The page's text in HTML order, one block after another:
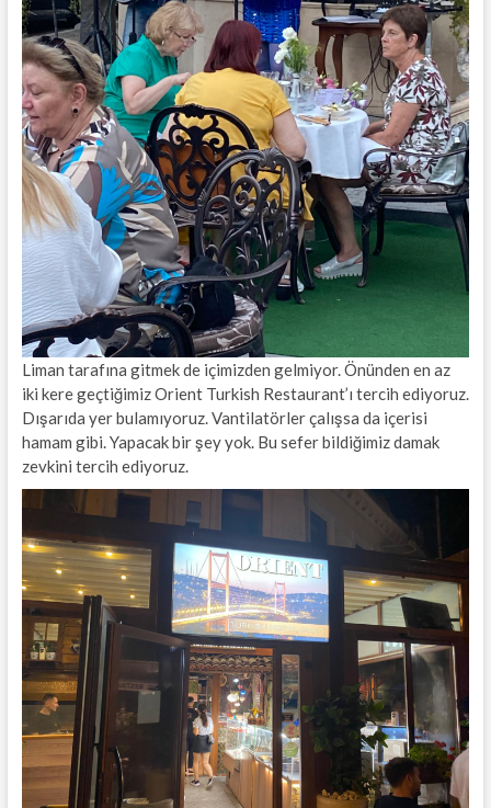
Liman tarafına gitmek de içimizden gelmiyor. Önünden en az
iki kere geçtiğimiz Orient Turkish Restaurant’ı tercih ediyoruz.
Dışarıda yer bulamıyoruz. Vantilatörler çalışsa da içerisi
hamam gibi. Yapacak bir şey yok. Bu sefer bildiğimiz damak
zevkini tercih ediyoruz.